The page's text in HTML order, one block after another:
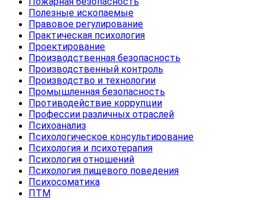
Полезные ископаемые
Правовое регулирование
Практическая психология
Проектирование
Производственная безопасность
Производственный контроль
Производство и технологии
Промышленная безопасность
Противодействие коррупции
Профессии различных отраслей
Психоанализ
Психологическое консультирование
Психология и психотерапия
Психология отношений
Психология пищевого поведения
Психосоматика
ПТМ